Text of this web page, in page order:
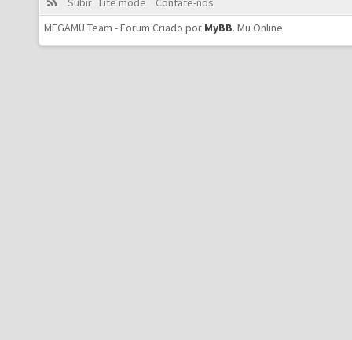
MEGAMU Team - Forum Criado por MyBB. Mu Online